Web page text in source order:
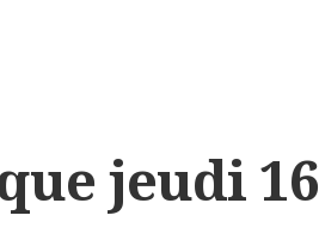
jeudi 16